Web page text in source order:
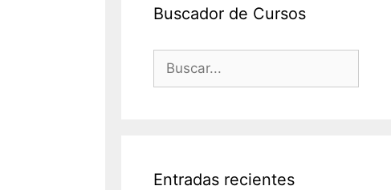
Buscador de Cursos
Entradas recientes